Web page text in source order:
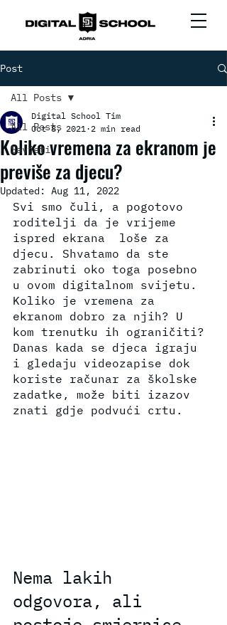
Post
All Posts
Savjeti
All Posts
Koliko vremena za ekranom je
previše za djecu?
Digital School Tim
Oct 8, 2021 2 min read
Updated: Aug 11, 2022
Svi smo čuli, a pogotovo
roditelji da je vrijeme
ispred ekrana  loše za
djecu. Shvatamo da ste
zabrinuti oko toga posebno
u ovom digitalnom svijetu.
Koliko je vremena za
ekranom dobro za njih? U
kom trenutku ih ograničiti?
Danas kada se djeca igraju
i gledaju videozapise dok
koriste računar za školske
zadatke, može biti izazov
znati gdje podvući crtu.
Nema lakih
odgovora, ali